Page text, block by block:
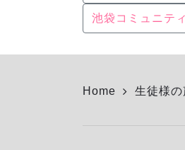
池袋コミュニテ
Home 生徒様の